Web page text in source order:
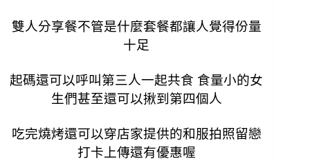
雙人分享餐不管是什麼套餐都讓人覺得份量
十足
起碼還可以呼叫第三人一起共食 食量小的女
生們甚至還可以揪到第四個人
吃完燒烤還可以穿店家提供的和服拍照留戀
打卡上傳還有優惠喔